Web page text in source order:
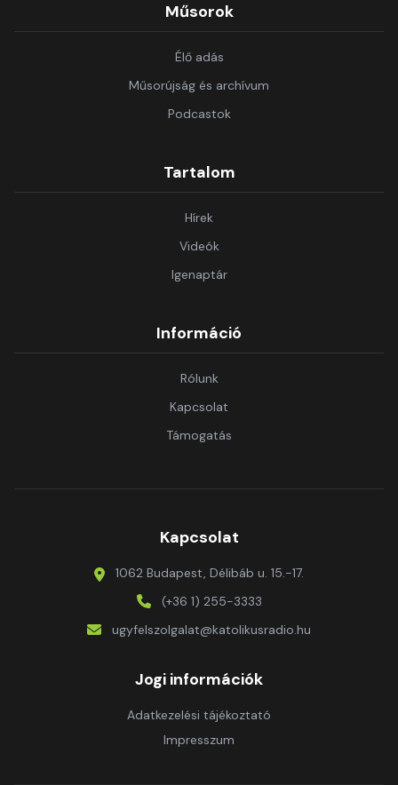
Műsorok
Élő adás
Műsorújság és archívum
Podcastok
Tartalom
Hírek
Videók
Igenaptár
Információ
Rólunk
Kapcsolat
Támogatás
Kapcsolat
1062 Budapest, Délibáb u. 15.-17.
(+36 1) 255-3333
ugyfelszolgalat@katolikusradio.hu
Jogi információk
Adatkezelési tájékoztató
Impresszum